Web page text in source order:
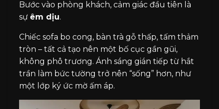
Bước vào phòng khách, cảm giác đầu tiên là
sự êm dịu.
Chiếc sofa bo cong, bàn trà gỗ thấp, tấm thảm
tròn – tất cả tạo nên một bố cục gần gũi,
không phô trương. Ánh sáng gián tiếp từ hắt
trần làm bức tường trở nên “sống” hơn, như
một lớp ký ức mờ ấm áp.